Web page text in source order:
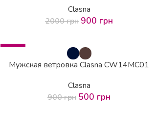
Clasna
2000грн 900 грн
-44%
Мужская ветровка Clasna CW14MC01
Clasna
900грн 500 грн